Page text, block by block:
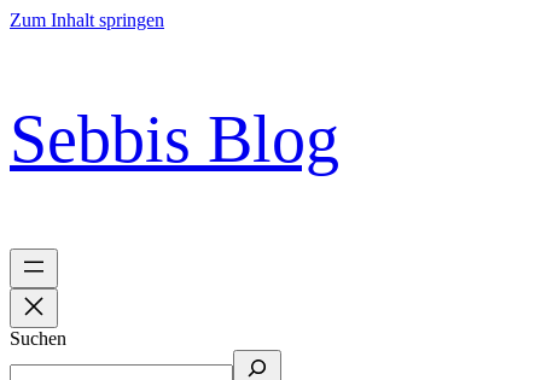
Zum Inhalt springen
Sebbis Blog
Suchen